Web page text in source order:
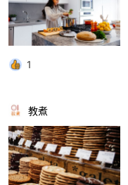
1
教煮